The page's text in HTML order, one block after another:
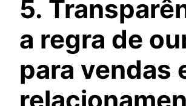
5.
a regra de
para vendas